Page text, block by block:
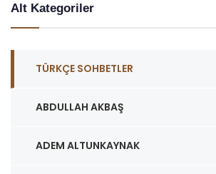
Alt Kategoriler
TÜRKÇE SOHBETLER
ABDULLAH AKBAŞ
ADEM ALTUNKAYNAK